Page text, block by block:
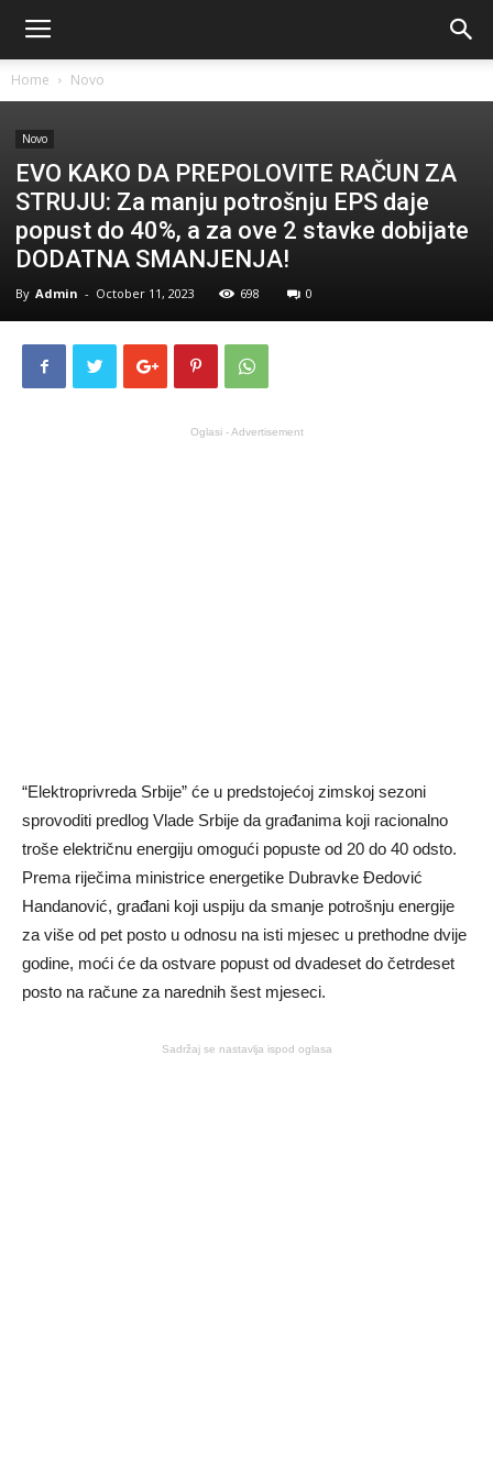
Home Novo
Novo
EVO KAKO DA PREPOLOVITE RAČUN ZA
STRUJU: Za manju potrošnju EPS daje
popust do 40%, a za ove 2 stavke dobijate
DODATNA SMANJENJA!
By Admin - October 11, 2023 698 0
Oglasi - Advertisement
“Elektroprivreda Srbije” će u predstojećoj zimskoj sezoni
sprovoditi predlog Vlade Srbije da građanima koji racionalno
troše električnu energiju omogući popuste od 20 do 40 odsto.
Prema riječima ministrice energetike Dubravke Đedović
Handanović, građani koji uspiju da smanje potrošnju energije
za više od pet posto u odnosu na isti mjesec u prethodne dvije
godine, moći će da ostvare popust od dvadeset do četrdeset
posto na račune za narednih šest mjeseci.
Sadržaj se nastavlja ispod oglasa